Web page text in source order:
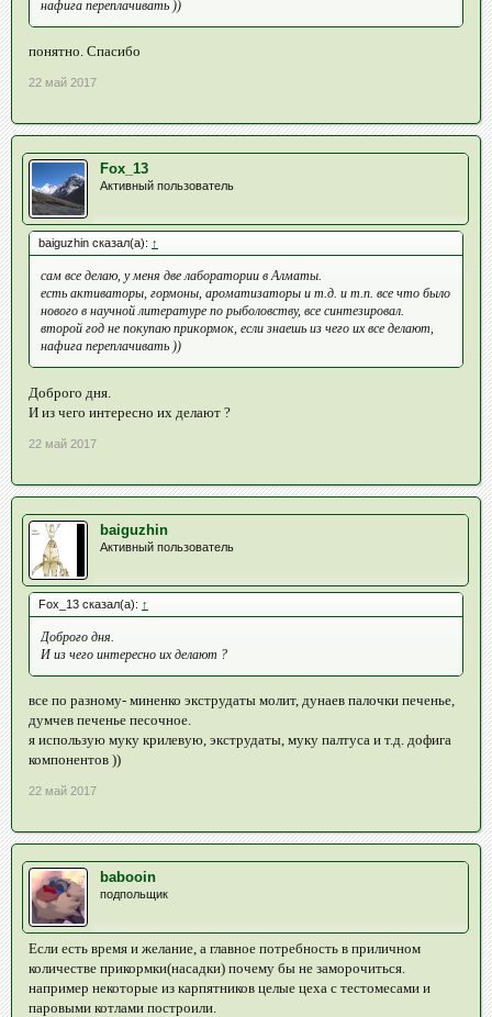
нафига переплачивать ))
понятно. Спасибо
22 май 2017
Fox_13
Активный пользователь
baiguzhin сказал(а): ↑
сам все делаю, у меня две лаборатории в Алматы.
есть активаторы, гормоны, ароматизаторы и т.д. и т.п. все что было
нового в научной литературе по рыболовству, все синтезировал.
второй год не покупаю прикормок, если знаешь из чего их все делают,
нафига переплачивать ))
Доброго дня.
И из чего интересно их делают ?
22 май 2017
baiguzhin
Активный пользователь
Fox_13 сказал(а): ↑
Доброго дня.
И из чего интересно их делают ?
все по разному- миненко экструдаты молит, дунаев палочки печенье,
думчев печенье песочное.
я использую муку крилевую, экструдаты, муку палтуса и т.д. дофига
компонентов ))
22 май 2017
babooin
подпольщик
Если есть время и желание, а главное потребность в приличном
количестве прикормки(насадки) почему бы не заморочиться.
например некоторые из карпятников целые цеха с тестомесами и
паровыми котлами построили.